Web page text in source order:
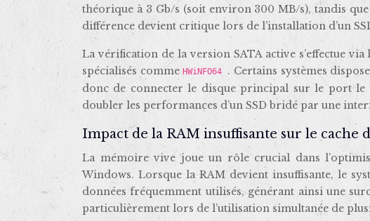
théorique à 3 Gb/s (soit environ 300 MB/s), tandis
différence devient critique lors de l’installation d’un
La vérification de la version SATA active s’effectue
spécialisés commeHWiNFO64 . Certains systèmes
donc de connecter le disque principal sur le port
doubler les performances d’un SSD bridé par une
Impact de la RAM insuffisante sur le cache
La mémoire vive joue un rôle crucial dans
Windows. Lorsque la RAM devient insuffisante, le
données fréquemment utilisés, générant ainsi une
particulièrement lors de l’utilisation simultanée de